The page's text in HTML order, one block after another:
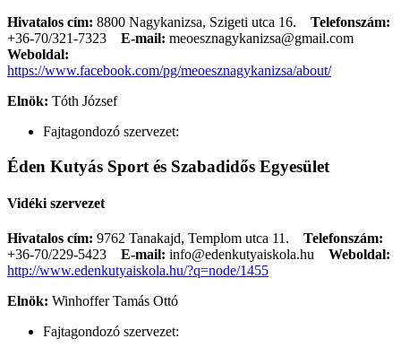
Hivatalos cím: 8800 Nagykanizsa, Szigeti utca 16. Telefonszám:
+36-70/321-7323
E-mail: meoesznagykanizsa@gmail.com
Weboldal:
https://www.facebook.com/pg/meoesznagykanizsa/about/
Elnök: Tóth József
Fajtagondozó szervezet:
Éden Kutyás Sport és Szabadidős Egyesület
Vidéki szervezet
Hivatalos cím: 9762 Tanakajd, Templom utca 11. Telefonszám:
+36-70/229-5423
E-mail: info@edenkutyaiskola.hu
Weboldal:
http://www.edenkutyaiskola.hu/?q=node/1455
Elnök: Winhoffer Tamás Ottó
Fajtagondozó szervezet: